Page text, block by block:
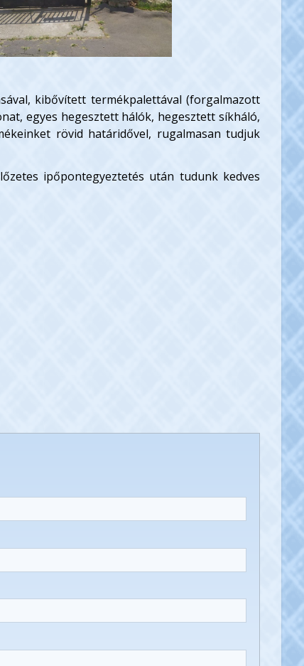
kibővített termékpalettával (forgalmazott
egyes hegesztett hálók, hegesztett síkháló,
rövid határidővel, rugalmasan tudjuk
ipőpontegyeztetés után tudunk kedves